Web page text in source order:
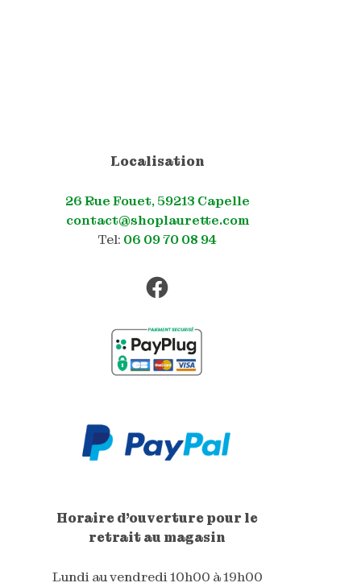
Localisation
26 Rue Fouet, 59213 Capelle
contact@shoplaurette.com
Tel: 06 09 70 08 94
Facebook
Horaire d'ouverture pour le
retrait au magasin
Lundi au vendredi 10h00 à 19h00